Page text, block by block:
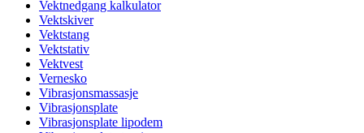
Vektnedgang kalkulator
Vektskiver
Vektstang
Vektstativ
Vektvest
Vernesko
Vibrasjonsmassasje
Vibrasjonsplate
Vibrasjonsplate lipodem